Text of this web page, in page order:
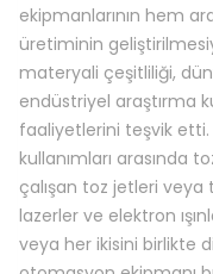
ekipmanlarının hem
üretiminin
materyali çeşitliliği,
endüstriyel araştırma
faaliyetlerini teşvik etti.
kullanımları arasında
çalışan toz jetleri veya
lazerler ve elektron
veya her ikisini birlikte